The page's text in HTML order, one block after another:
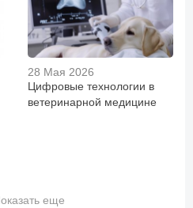
28 Мая 2026
Цифровые технологии в
ветеринарной медицине
еще